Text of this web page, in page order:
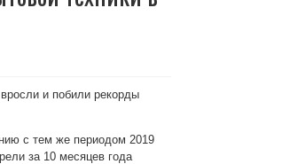
и побили рекорды
с тем же периодом 2019
за 10 месяцев года